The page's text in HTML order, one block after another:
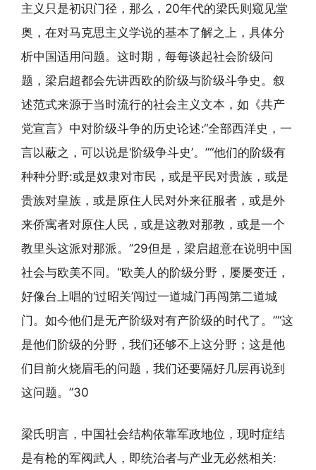
主义只是初识门径，那么，20年代的梁氏则窥见堂
奥，在对马克思主义学说的基本了解之上，具体分
析中国适用问题。这时期，每每谈起社会阶级问
题，梁启超都会先讲西欧的阶级与阶级斗争史。叙
述范式来源于当时流行的社会主义文本，如《共产
党宣言》中对阶级斗争的历史论述:“全部西洋史，一
言以蔽之，可以说是‘阶级争斗史’。”“他们的阶级有
种种分野:或是奴隶对市民，或是平民对贵族，或是
贵族对皇族，或是原住人民对外来征服者，或是外
来侨寓者对原住人民，或是这教对那教，或是一个
教里头这派对那派。”29但是，梁启超意在说明中国
社会与欧美不同。“欧美人的阶级分野，屡屡变迁，
好像台上唱的‘过昭关’闯过一道城门再闯第二道城
门。如今他们是无产阶级对有产阶级的时代了。”“这
是他们阶级的分野，我们还够不上这分野；这是他
们目前火烧眉毛的问题，我们还要隔好几层再说到
这问题。”30
梁氏明言，中国社会结构依靠军政地位，现时症结
是有枪的军阀武人，即统治者与产业无必然相关: